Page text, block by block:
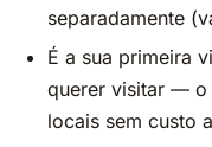
separadamente
É a sua primeira
querer visitar — o
locais sem custo